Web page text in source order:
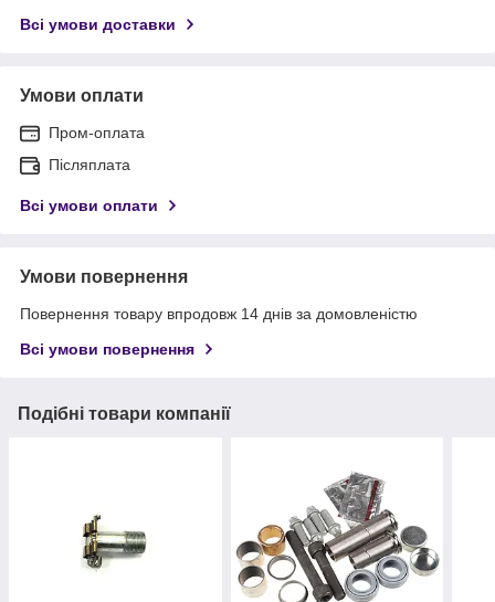
Всі умови доставки
Умови оплати
Пром-оплата
Післяплата
Всі умови оплати
Умови повернення
Повернення товару впродовж 14 днів за домовленістю
Всі умови повернення
Подібні товари компанії